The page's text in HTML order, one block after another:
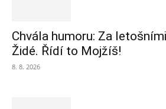
Chvála humoru: Za
Židé. Řídí to Mojžíš!
8. 8. 2026